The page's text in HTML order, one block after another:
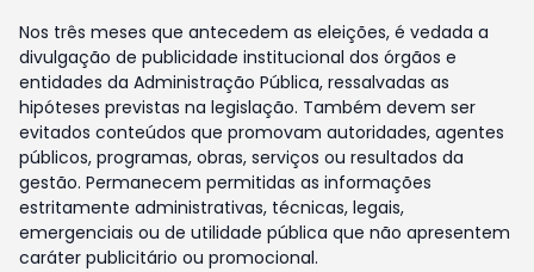
Nos três meses que antecedem as eleições, é vedada a
divulgação de publicidade institucional dos órgãos e
entidades da Administração Pública, ressalvadas as
hipóteses previstas na legislação. Também devem ser
evitados conteúdos que promovam autoridades, agentes
públicos, programas, obras, serviços ou resultados da
gestão. Permanecem permitidas as informações
estritamente administrativas, técnicas, legais,
emergenciais ou de utilidade pública que não apresentem
caráter publicitário ou promocional.